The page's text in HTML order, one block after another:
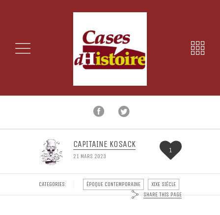
CAPITAINE KOSACK
21 MARS 2023
1
CATEGORIES: ÉPOQUE CONTEMPORAINE
XIXE SIÈCLE
SHARE THIS PAGE